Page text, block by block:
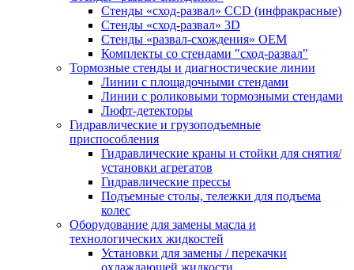
Стенды «сход-развал» CCD (инфракрасные)
Стенды «сход-развал» 3D
Стенды «развал-схождения» ОЕМ
Комплекты со стендами "сход-развал"
Тормозные стенды и диагностические линии
Линии с площадочными стендами
Линии с роликовыми тормозными стендами
Люфт-детекторы
Гидравлические и грузоподъемные
приспособления
Гидравлические краны и стойки для снятия/
установки агрегатов
Гидравлические прессы
Подъемные столы, тележки для подъема
колес
Оборудование для замены масла и
технологических жидкостей
Установки для замены / перекачки
охлаждающей жидкости